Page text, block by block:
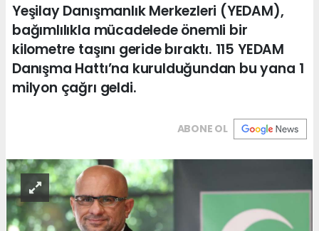
Yeşilay Danışmanlık Merkezleri (YEDAM),
bağımlılıkla mücadelede önemli bir
kilometre taşını geride bıraktı. 115 YEDAM
Danışma Hattı’na kurulduğundan bu yana 1
milyon çağrı geldi.
ABONE OL